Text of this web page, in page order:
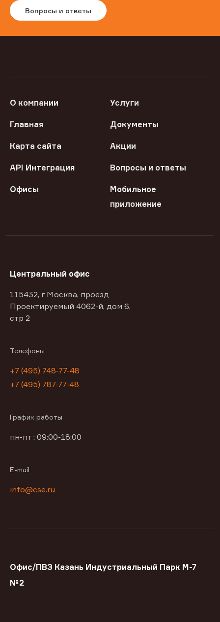
Вопросы и ответы
О компании Услуги
Главная Документы
Карта сайта Акции
API Интеграция Вопросы и ответы
Офисы
Мобильное
приложение
Центральный офис
115432, г Москва, проезд
Проектируемый 4062-й, дом 6,
стр 2
Телефоны
+7 (495) 748-77-48
+7 (495) 787-77-48
График работы
пн-пт : 09:00-18:00
E-mail
info@cse.ru
Офис/ПВЗ Казань Индустриальный Парк М-7
№2